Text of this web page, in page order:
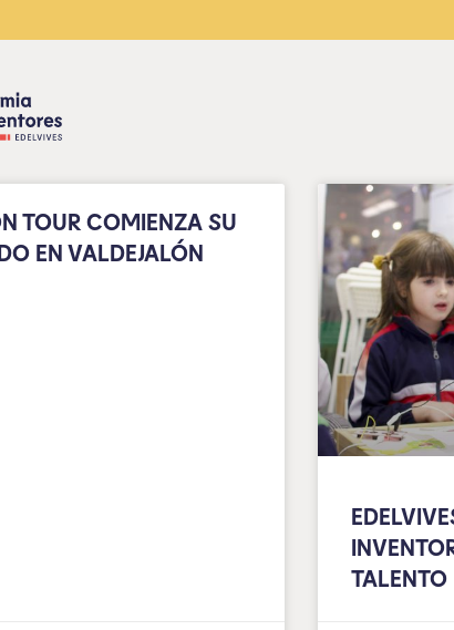
TOUR COMIENZA SU
EN VALDEJALÓN
TALENTO